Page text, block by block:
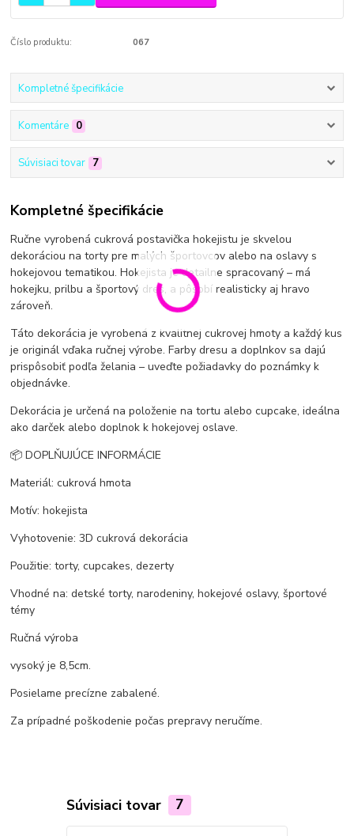
Číslo produktu: 067
Kompletné špecifikácie
Komentáre 0
Súvisiaci tovar 7
Kompletné špecifikácie
Ručne vyrobená cukrová postavička hokejistu je skvelou
dekoráciou na torty pre malých športovcov alebo na oslavy s
hokejovou tematikou. Hokejista je detailne spracovaný – má
hokejku, prilbu a športový dres, a pôsobí realisticky aj hravo
zároveň.
Táto dekorácia je vyrobená z kvalitnej cukrovej hmoty a každý kus
je originál vďaka ručnej výrobe. Farby dresu a doplnkov sa dajú
prispôsobiť podľa želania – uveďte požiadavky do poznámky k
objednávke.
Dekorácia je určená na položenie na tortu alebo cupcake, ideálna
ako darček alebo doplnok k hokejovej oslave.
📦 DOPLŇUJÚCE INFORMÁCIE
Materiál: cukrová hmota
Motív: hokejista
Vyhotovenie: 3D cukrová dekorácia
Použitie: torty, cupcakes, dezerty
Vhodné na: detské torty, narodeniny, hokejové oslavy, športové
témy
Ručná výroba
vysoký je 8,5cm.
Posielame precízne zabalené.
Za prípadné poškodenie počas prepravy neručíme.
Súvisiaci tovar 7